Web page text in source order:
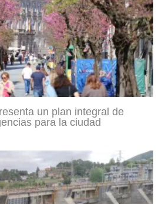
un plan integral de
para la ciudad